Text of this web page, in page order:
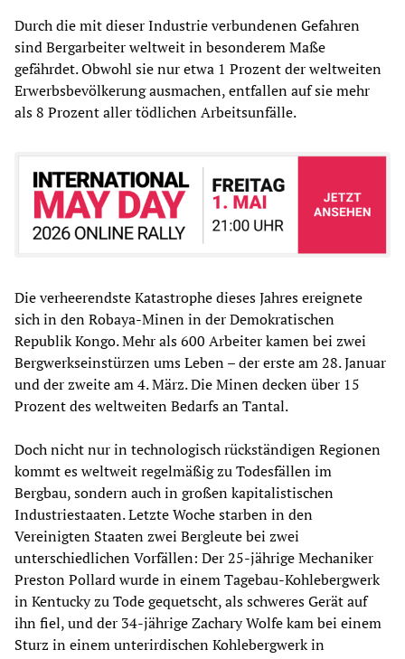
Durch die mit dieser Industrie verbundenen Gefahren
sind Bergarbeiter weltweit in besonderem Maße
gefährdet. Obwohl sie nur etwa 1 Prozent der weltweiten
Erwerbsbevölkerung ausmachen, entfallen auf sie mehr
als 8 Prozent aller tödlichen Arbeitsunfälle.
Die verheerendste Katastrophe dieses Jahres ereignete
sich in den Robaya-Minen in der Demokratischen
Republik Kongo. Mehr als 600 Arbeiter kamen bei zwei
Bergwerkseinstürzen ums Leben – der erste am 28. Januar
und der zweite am 4. März. Die Minen decken über 15
Prozent des weltweiten Bedarfs an Tantal.
Doch nicht nur in technologisch rückständigen Regionen
kommt es weltweit regelmäßig zu Todesfällen im
Bergbau, sondern auch in großen kapitalistischen
Industriestaaten. Letzte Woche starben in den
Vereinigten Staaten zwei Bergleute bei zwei
unterschiedlichen Vorfällen: Der 25-jährige Mechaniker
Preston Pollard wurde in einem Tagebau-Kohlebergwerk
in Kentucky zu Tode gequetscht, als schweres Gerät auf
ihn fiel, und der 34-jährige Zachary Wolfe kam bei einem
Sturz in einem unterirdischen Kohlebergwerk in